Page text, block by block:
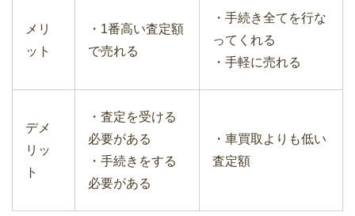
ー・ビックモーターの価格と評価
マツダCX-5の中古車相場｜買取価格と
メリ
ット
・1番高い査定額
で売れる
・手続き全てを行な
ってくれる
・手軽に売れる
デメ
リッ
ト
・査定を受ける
必要がある
・手続きをする
必要がある
・車買取よりも低い
査定額